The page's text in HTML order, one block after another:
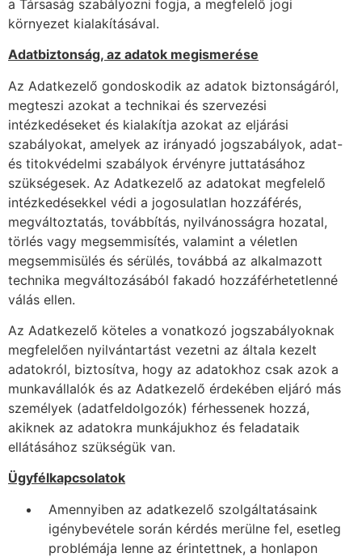
a Társaság szabályozni fogja, a megfelelő jogi
környezet kialakításával.
Adatbiztonság, az adatok megismerése
Az Adatkezelő gondoskodik az adatok biztonságáról,
megteszi azokat a technikai és szervezési
intézkedéseket és kialakítja azokat az eljárási
szabályokat, amelyek az irányadó jogszabályok, adat-
és titokvédelmi szabályok érvényre juttatásához
szükségesek. Az Adatkezelő az adatokat megfelelő
intézkedésekkel védi a jogosulatlan hozzáférés,
megváltoztatás, továbbítás, nyilvánosságra hozatal,
törlés vagy megsemmisítés, valamint a véletlen
megsemmisülés és sérülés, továbbá az alkalmazott
technika megváltozásából fakadó hozzáférhetetlenné
válás ellen.
Az Adatkezelő köteles a vonatkozó jogszabályoknak
megfelelően nyilvántartást vezetni az általa kezelt
adatokról, biztosítva, hogy az adatokhoz csak azok a
munkavállalók és az Adatkezelő érdekében eljáró más
személyek (adatfeldolgozók) férhessenek hozzá,
akiknek az adatokra munkájukhoz és feladataik
ellátásához szükségük van.
Ügyfélkapcsolatok
Amennyiben az adatkezelő szolgáltatásaink
igénybevétele során kérdés merülne fel, esetleg
problémája lenne az érintettnek, a honlapon